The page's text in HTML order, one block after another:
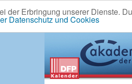
der Erbringung unserer Dienste.
Datenschutz und Cookies